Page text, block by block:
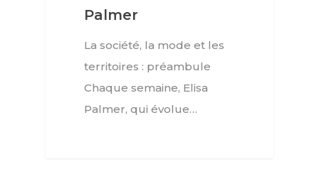
Palmer
La société, la mode et les
territoires : préambule
Chaque semaine, Elisa
Palmer, qui évolue…